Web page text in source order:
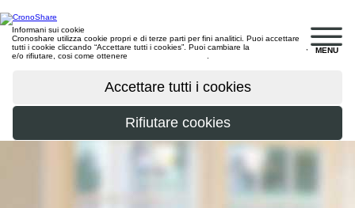
MENU
Informani sui cookie
Cronoshare utilizza cookie propri e di terze parti per fini analitici. Puoi accettare
tutti i cookie cliccando “Accettare tutti i cookies”. Puoi cambiare la
e/o rifiutare, cosi come ottenere